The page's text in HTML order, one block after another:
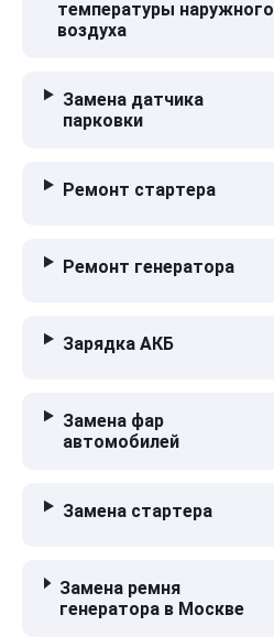
температуры наружного
воздуха
Замена датчика
парковки
Ремонт стартера
Ремонт генератора
Зарядка АКБ
Замена фар
автомобилей
Замена стартера
Замена ремня
генератора в Москве